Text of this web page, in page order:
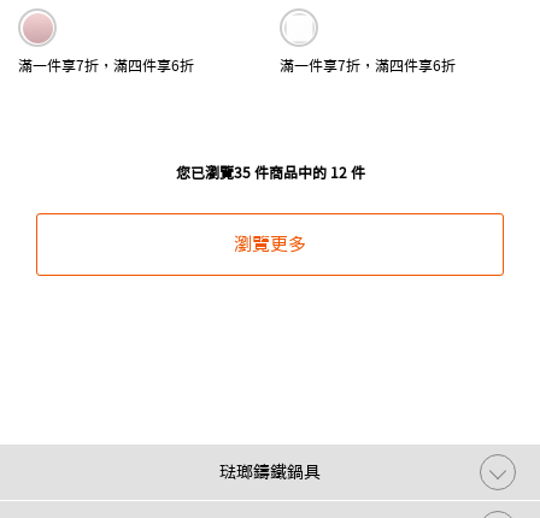
滿一件享7折，滿四件享6折 滿一件享7折，滿四件享6折
您已瀏覽35 件商品中的 12 件
瀏覽更多
琺瑯鑄鐵鍋具